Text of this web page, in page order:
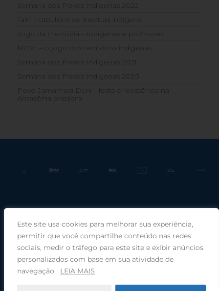
Este site usa cookies para melhorar sua experiência,
permitir que você compartilhe conteúdo nas redes
sociais, medir o tráfego para este site e exibir anúncios
personalizados com base em sua atividade de
navegação.
LEIA MAIS
Semana dos Povos Indígenas 2022
Talin – tabuleiro de literatura indígena
Jogo da memória – Indígenas e profissões
MOVÍ – o jogo dos territórios indígenas
Semana dos Povos Indígenas 2021
Semana dos Povos Indígenas 2020
Povo Jamamadi Deni – festa e resistência na
Amazônia brasileira
Praça Rui Barbosa, 220, sala 66, Porto Alegre, RS, 90030-100 |
Telefone: (51) 99949-1120